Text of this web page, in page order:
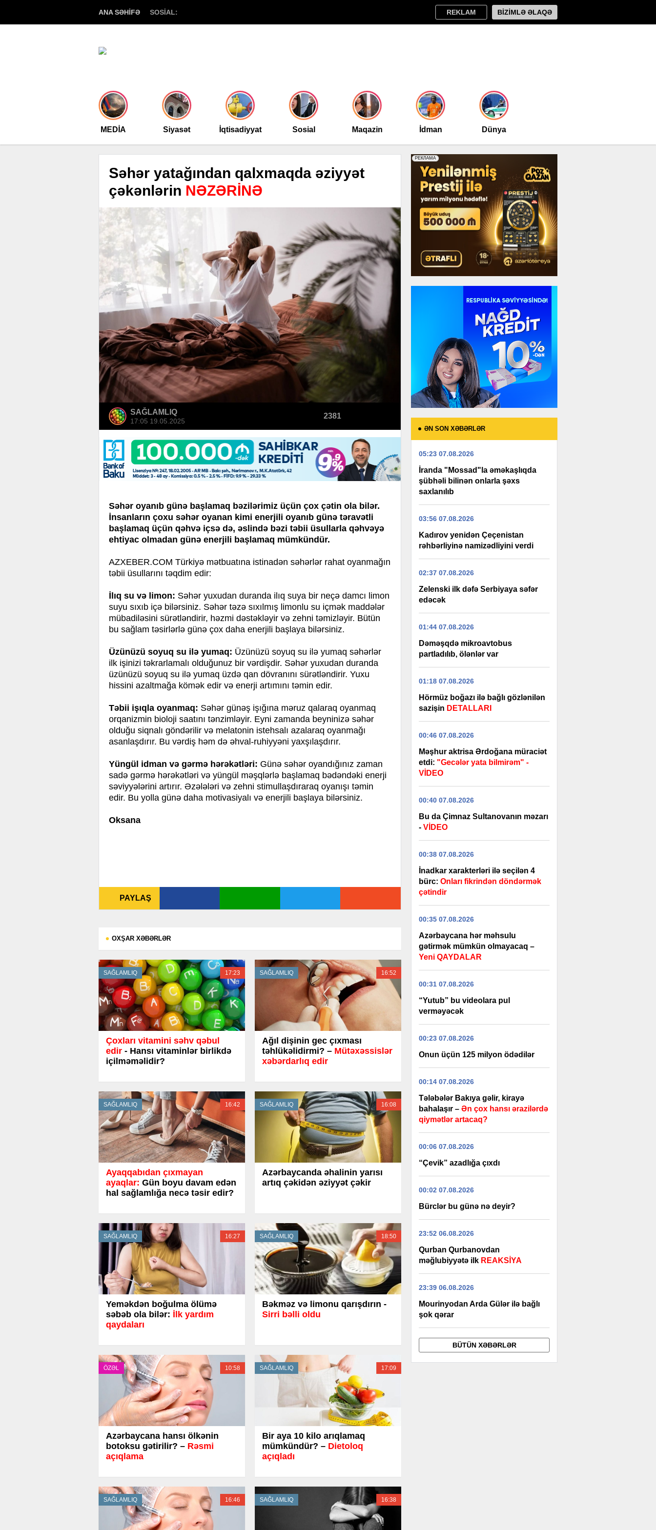
ANA SƏHİFƏ SOSİAL: REKLAM BİZİMLƏ ƏLAQƏ
MEDİA Siyasət İqtisadiyyat Sosial Maqazin İdman Dünya
Səhər yatağından qalxmaqda əziyyət
çəkənlərin NƏZƏRİNƏ
SAĞLAMLIQ
17:05 19.05.2025
2381
Səhər oyanıb günə başlamaq bəzilərimiz üçün çox çətin ola bilər.
İnsanların çoxu səhər oyanan kimi enerjili oyanıb günə təravətli
başlamaq üçün qəhvə içsə də, əslində bəzi təbii üsullarla qəhvəyə
ehtiyac olmadan günə enerjili başlamaq mümkündür.
AZXEBER.COM Türkiyə mətbuatına istinadən səhərlər rahat oyanmağın
təbii üsullarını təqdim edir:
İlıq su və limon: Səhər yuxudan duranda ilıq suya bir neçə damcı limon
suyu sıxıb içə bilərsiniz. Səhər təzə sıxılmış limonlu su içmək maddələr
mübadiləsini sürətləndirir, həzmi dəstəkləyir və zehni təmizləyir. Bütün
bu sağlam təsirlərlə günə çox daha enerjili başlaya bilərsiniz.
Üzünüzü soyuq su ilə yumaq: Üzünüzü soyuq su ilə yumaq səhərlər
ilk işinizi təkrarlamalı olduğunuz bir vərdişdir. Səhər yuxudan duranda
üzünüzü soyuq su ilə yumaq üzdə qan dövranını sürətləndirir. Yuxu
hissini azaltmağa kömək edir və enerji artımını təmin edir.
Təbii işıqla oyanmaq: Səhər günəş işığına məruz qalaraq oyanmaq
orqanizmin bioloji saatını tənzimləyir. Eyni zamanda beyninizə səhər
olduğu siqnalı göndərilir və melatonin istehsalı azalaraq oyanmağı
asanlaşdırır. Bu vərdiş həm də əhval-ruhiyyəni yaxşılaşdırır.
Yüngül idman və gərmə hərəkətləri: Günə səhər oyandığınız zaman
sadə gərmə hərəkətləri və yüngül məşqlərlə başlamaq bədəndəki enerji
səviyyələrini artırır. Əzələləri və zehni stimullaşdıraraq oyanışı təmin
edir. Bu yolla günə daha motivasiyalı və enerjili başlaya bilərsiniz.
Oksana
PAYLAŞ
OXŞAR XƏBƏRLƏR
SAĞLAMLIQ 17:23
Çoxları vitamini səhv qəbul
edir - Hansı vitaminlər birlikdə
içilməməlidir?
SAĞLAMLIQ 16:52
Ağıl dişinin gec çıxması
təhlükəlidirmi? – Mütəxəssislər
xəbərdarlıq edir
SAĞLAMLIQ 16:42
Ayaqqabıdan çıxmayan
ayaqlar: Gün boyu davam edən
hal sağlamlığa necə təsir edir?
SAĞLAMLIQ 16:08
Azərbaycanda əhalinin yarısı
artıq çəkidən əziyyət çəkir
SAĞLAMLIQ 16:27
Yeməkdən boğulma ölümə
səbəb ola bilər: İlk yardım
qaydaları
SAĞLAMLIQ 18:50
Bəkməz və limonu qarışdırın -
Sirri bəlli oldu
ÖZƏL 10:58
Azərbaycana hansı ölkənin
botoksu gətirilir? – Rəsmi
açıqlama
SAĞLAMLIQ 17:09
Bir aya 10 kilo arıqlamaq
mümkündür? – Dietoloq
açıqladı
SAĞLAMLIQ 16:46 SAĞLAMLIQ 16:38
ƏN SON XƏBƏRLƏR
05:23 07.08.2026
İranda "Mossad"la əməkaşlıqda
şübhəli bilinən onlarla şəxs
saxlanılıb
03:56 07.08.2026
Kadırov yenidən Çeçenistan
rəhbərliyinə namizədliyini verdi
02:37 07.08.2026
Zelenski ilk dəfə Serbiyaya səfər
edəcək
01:44 07.08.2026
Dəməşqdə mikroavtobus
partladılıb, ölənlər var
01:18 07.08.2026
Hörmüz boğazı ilə bağlı gözlənilən
sazişin DETALLARI
00:46 07.08.2026
Məşhur aktrisa Ərdoğana müraciət
etdi: "Gecələr yata bilmirəm" -
VİDEO
00:40 07.08.2026
Bu da Çimnaz Sultanovanın məzarı
- VİDEO
00:38 07.08.2026
İnadkar xarakterləri ilə seçilən 4
bürc: Onları fikrindən döndərmək
çətindir
00:35 07.08.2026
Azərbaycana hər məhsulu
gətirmək mümkün olmayacaq –
Yeni QAYDALAR
00:31 07.08.2026
“Yutub” bu videolara pul
verməyəcək
00:23 07.08.2026
Onun üçün 125 milyon ödədilər
00:14 07.08.2026
Tələbələr Bakıya gəlir, kirayə
bahalaşır – Ən çox hansı ərazilərdə
qiymətlər artacaq?
00:06 07.08.2026
“Çevik” azadlığa çıxdı
00:02 07.08.2026
Bürclər bu günə nə deyir?
23:52 06.08.2026
Qurban Qurbanovdan
məğlubiyyətə ilk REAKSİYA
23:39 06.08.2026
Mourinyodan Arda Gülər ilə bağlı
şok qərar
BÜTÜN XƏBƏRLƏR